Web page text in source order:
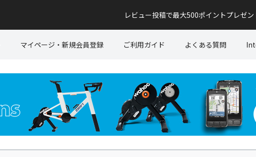
レビュー投稿で最大500ポイントプレゼン
マイページ・新規会員登録 ご利用ガイド よくある質問